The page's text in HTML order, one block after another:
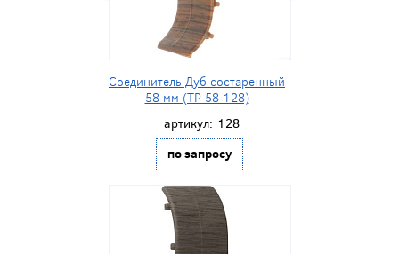
Соединитель Дуб состаренный
58 мм (ТР 58 128)
артикул: 128
по запросу